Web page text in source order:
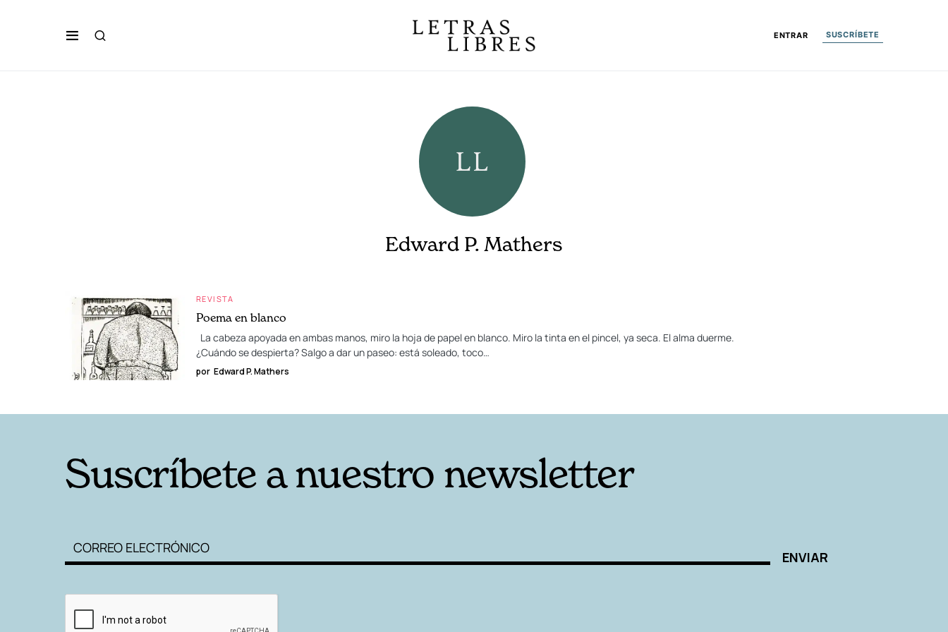
ENTRAR SUSCRÍBETE
Edward P. Mathers
REVISTA
Poema en blanco
La cabeza apoyada en ambas manos, miro la hoja de papel en blanco. Miro la tinta en el pincel, ya seca. El alma duerme.
¿Cuándo se despierta? Salgo a dar un paseo: está soleado, toco…
por Edward P. Mathers
Suscríbete a nuestro newsletter